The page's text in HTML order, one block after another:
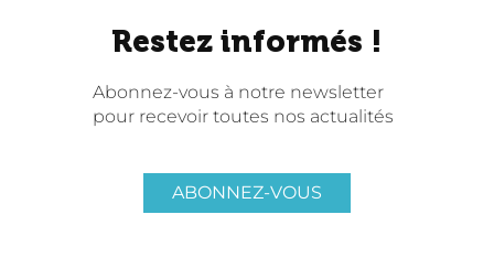
Restez informés !
Abonnez-vous à notre newsletter
pour recevoir toutes nos actualités
ABONNEZ-VOUS